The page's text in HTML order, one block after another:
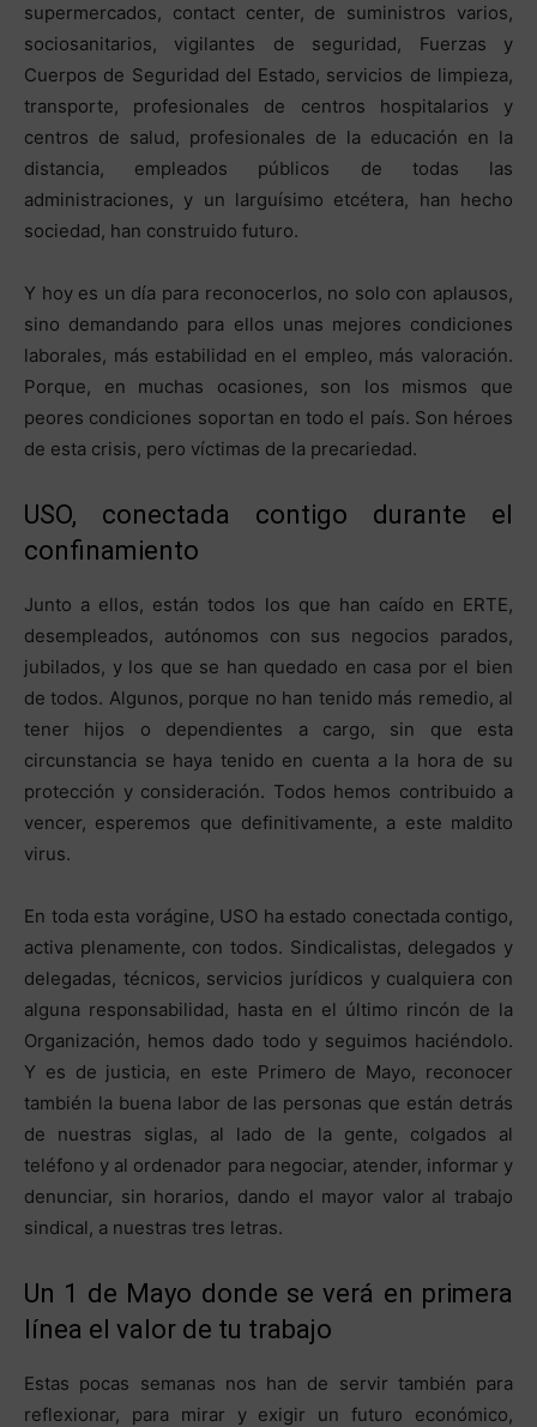
supermercados, contact center, de suministros varios,
sociosanitarios, vigilantes de seguridad, Fuerzas y
Cuerpos de Seguridad del Estado, servicios de limpieza,
transporte, profesionales de centros hospitalarios y
centros de salud, profesionales de la educación en la
distancia, empleados públicos de todas las
administraciones, y un larguísimo etcétera, han hecho
sociedad, han construido futuro.
Y hoy es un día para reconocerlos, no solo con aplausos,
sino demandando para ellos unas mejores condiciones
laborales, más estabilidad en el empleo, más valoración.
Porque, en muchas ocasiones, son los mismos que
peores condiciones soportan en todo el país. Son héroes
de esta crisis, pero víctimas de la precariedad.
USO, conectada contigo durante el
confinamiento
Junto a ellos, están todos los que han caído en ERTE,
desempleados, autónomos con sus negocios parados,
jubilados, y los que se han quedado en casa por el bien
de todos. Algunos, porque no han tenido más remedio, al
tener hijos o dependientes a cargo, sin que esta
circunstancia se haya tenido en cuenta a la hora de su
protección y consideración. Todos hemos contribuido a
vencer, esperemos que definitivamente, a este maldito
virus.
En toda esta vorágine, USO ha estado conectada contigo,
activa plenamente, con todos. Sindicalistas, delegados y
delegadas, técnicos, servicios jurídicos y cualquiera con
alguna responsabilidad, hasta en el último rincón de la
Organización, hemos dado todo y seguimos haciéndolo.
Y es de justicia, en este Primero de Mayo, reconocer
también la buena labor de las personas que están detrás
de nuestras siglas, al lado de la gente, colgados al
teléfono y al ordenador para negociar, atender, informar y
denunciar, sin horarios, dando el mayor valor al trabajo
sindical, a nuestras tres letras.
Un 1 de Mayo donde se verá en primera
línea el valor de tu trabajo
Estas pocas semanas nos han de servir también para
reflexionar, para mirar y exigir un futuro económico,